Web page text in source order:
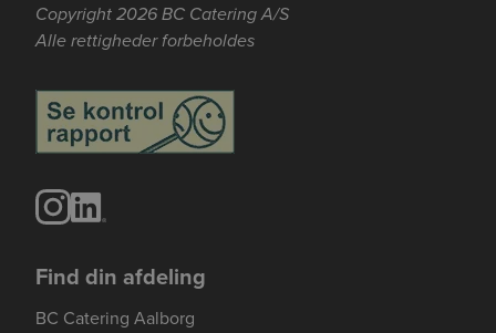
Copyright 2026 BC Catering A/S
Alle rettigheder forbeholdes
Find din afdeling
BC Catering Aalborg